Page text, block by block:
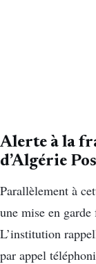
Alerte à la
d’Algérie
Parallèlement à
une mise en garde
L’institution
par appel